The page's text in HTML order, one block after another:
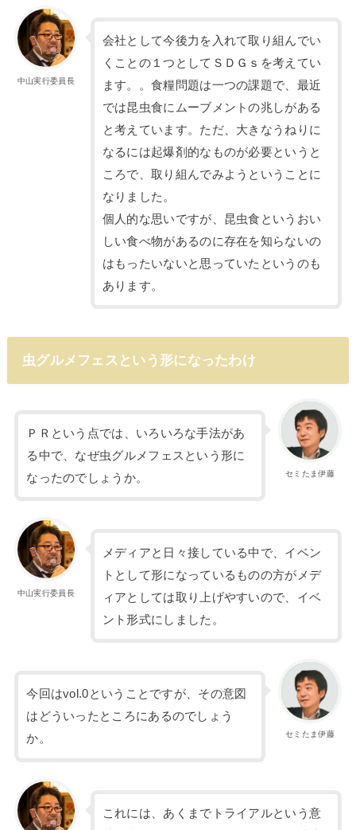
中山実行委員長
会社として今後力を入れて取り組んでい
くことの１つとしてＳＤＧｓを考えてい
ます。。食糧問題は一つの課題で、最近
では昆虫食にムーブメントの兆しがある
と考えています。ただ、大きなうねりに
なるには起爆剤的なものが必要というと
ころで、取り組んでみようということに
なりました。
個人的な思いですが、昆虫食というおい
しい食べ物があるのに存在を知らないの
はもったいないと思っていたというのも
あります。
虫グルメフェスという形になったわけ
セミたま伊藤
ＰＲという点では、いろいろな手法があ
る中で、なぜ虫グルメフェスという形に
なったのでしょうか。
中山実行委員長
メディアと日々接している中で、イベン
トとして形になっているものの方がメデ
ィアとしては取り上げやすいので、イベ
ント形式にしました。
セミたま伊藤
今回はvol.0ということですが、その意図
はどういったところにあるのでしょう
か。
これには、あくまでトライアルという意